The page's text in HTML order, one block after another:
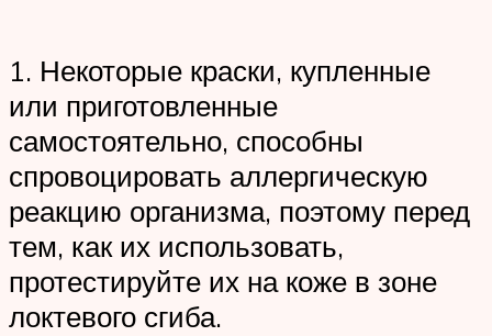
1. Некоторые краски, купленные
или приготовленные
самостоятельно, способны
спровоцировать аллергическую
реакцию организма, поэтому перед
тем, как их использовать,
протестируйте их на коже в зоне
локтевого сгиба.